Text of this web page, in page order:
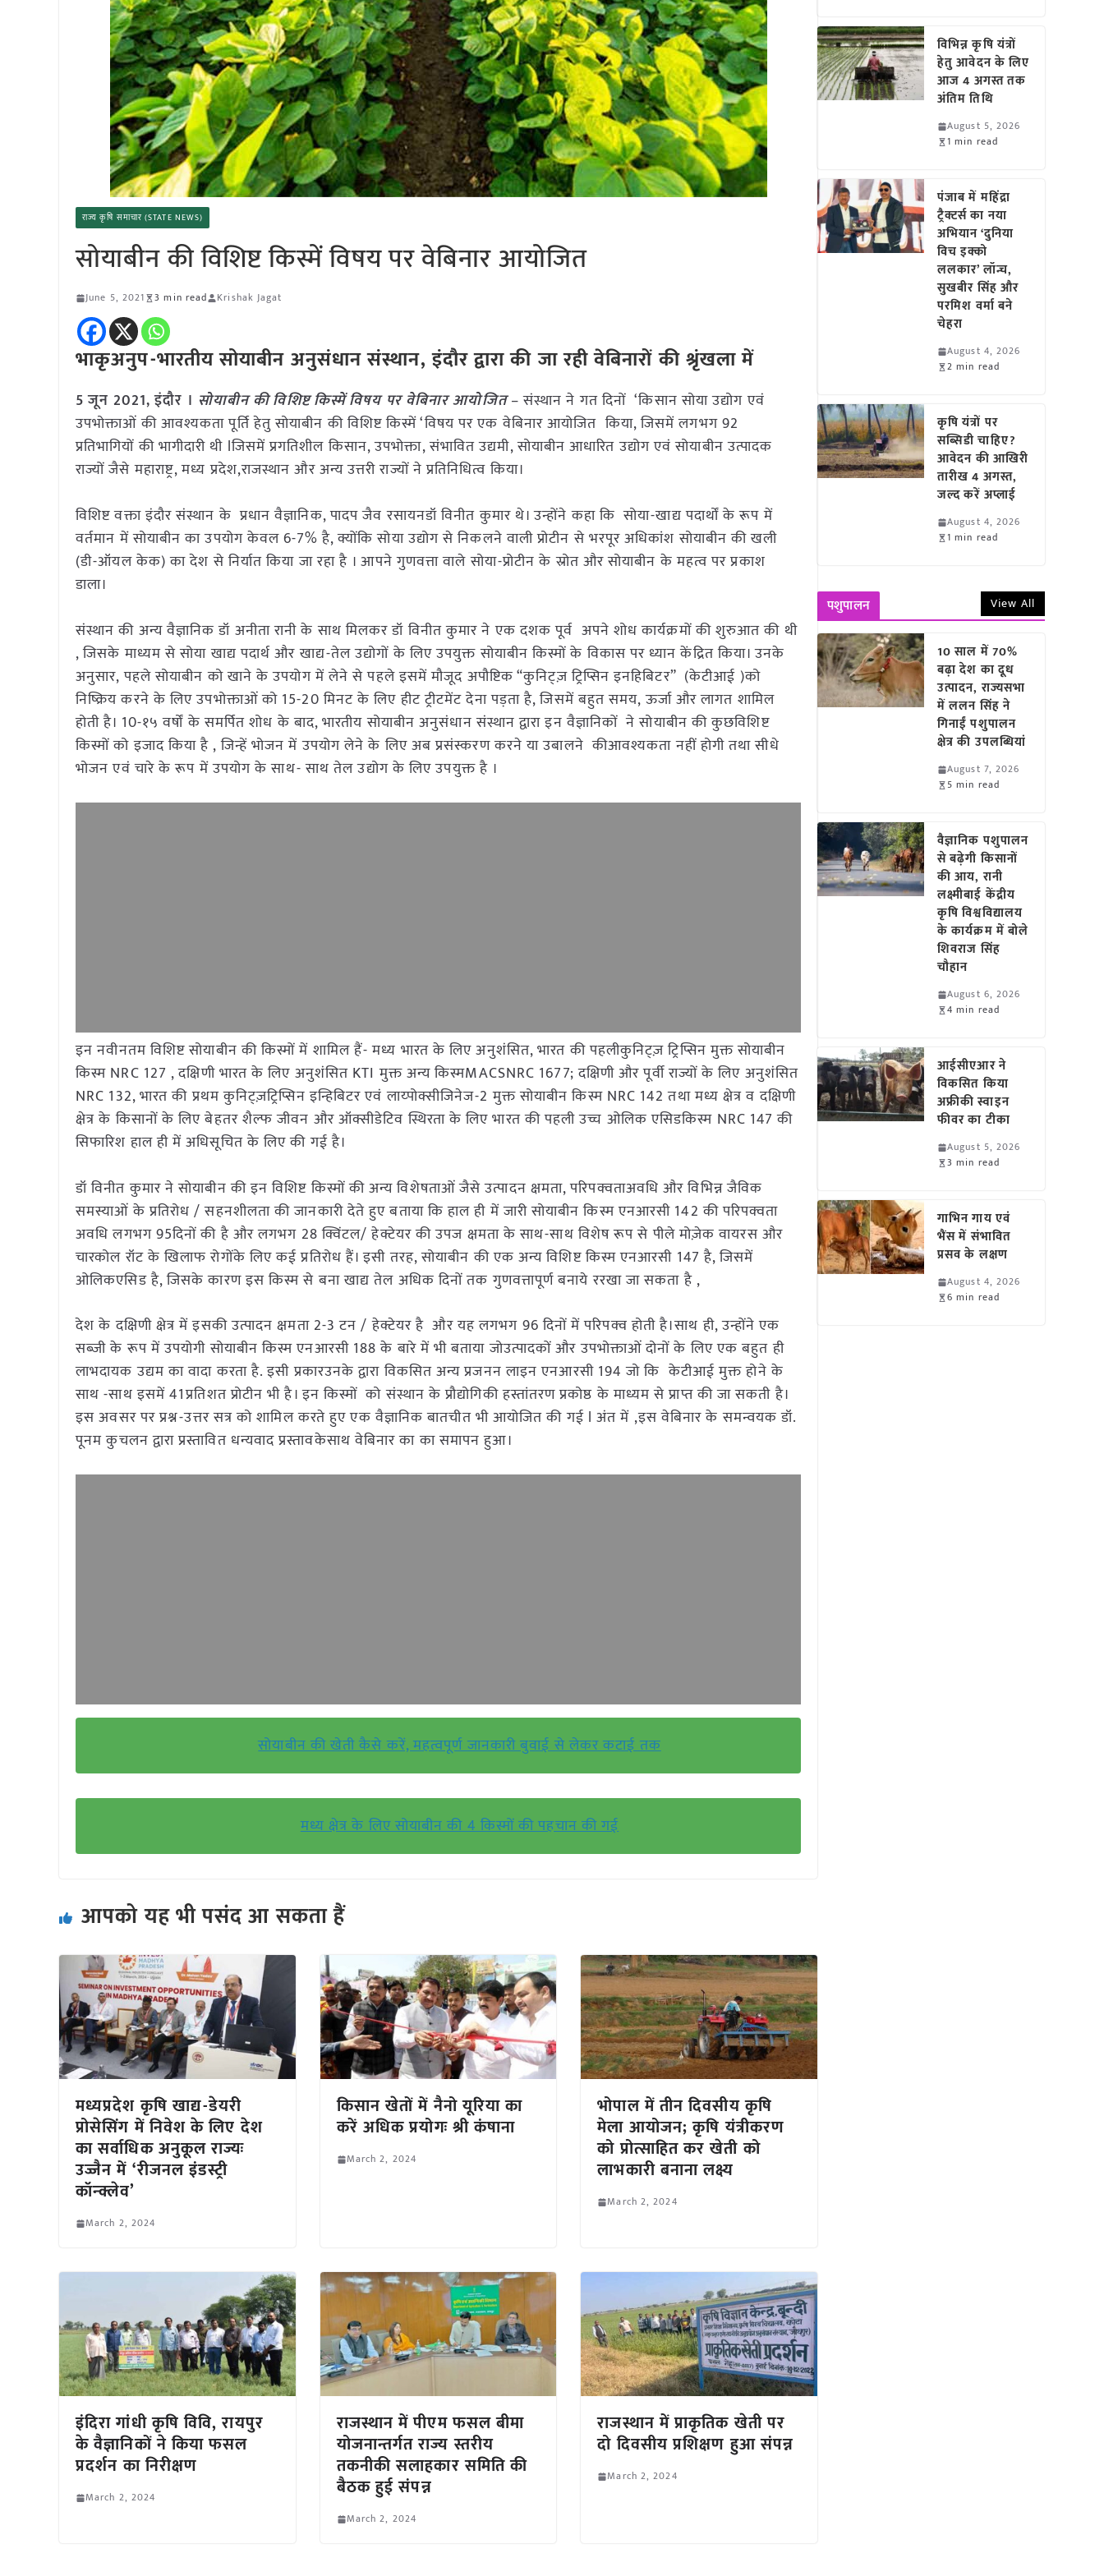
राज्य कृषि समाचार (STATE NEWS)
सोयाबीन की विशिष्ट किस्में विषय पर वेबिनार आयोजित
June 5, 2021 3 min read Krishak Jagat
भाकृअनुप-भारतीय सोयाबीन अनुसंधान संस्थान, इंदौर द्वारा की जा रही वेबिनारों की श्रृंखला में
5 जून 2021, इंदौर । सोयाबीन की विशिष्ट किस्में विषय पर वेबिनार आयोजित – संस्थान नेगत दिनों ‘किसान सोया उद्योग एवं
उपभोक्ताओं की आवश्यकता पूर्ति हेतु सोयाबीन की विशिष्ट किस्में ‘विषय पर एक वेबिनार आयोजित किया, जिसमें लगभग 92
प्रतिभागियों की भागीदारी थी lजिसमें प्रगतिशील किसान, उपभोक्ता, संभावित उद्यमी, सोयाबीन आधारित उद्योग एवं सोयाबीन उत्पादक
राज्यों जैसे महाराष्ट्र, मध्य प्रदेश,राजस्थान और अन्य उत्तरी राज्यों ने प्रतिनिधित्व किया।
विशिष्ट वक्ता इंदौर संस्थान के प्रधान वैज्ञानिक, पादप जैव रसायनडॉ विनीत कुमार थे। उन्होंने कहा कि सोया-खाद्य पदार्थों के रूप में
वर्तमान में सोयाबीन का उपयोग केवल 6-7% है, क्योंकि सोया उद्योग से निकलने वाली प्रोटीन से भरपूर अधिकांश सोयाबीन की खली
(डी-ऑयल केक) का देश से निर्यात किया जा रहा है । आपने गुणवत्ता वाले सोया-प्रोटीन के स्रोत और सोयाबीन के महत्व पर प्रकाश
डाला।
संस्थान की अन्य वैज्ञानिक डॉ अनीता रानी के साथ मिलकर डॉ विनीत कुमार ने एक दशक पूर्व अपने शोध कार्यक्रमों की शुरुआत की थी
, जिसके माध्यम से सोया खाद्य पदार्थ और खाद्य-तेल उद्योगों के लिए उपयुक्त सोयाबीन किस्मों के विकास पर ध्यान केंद्रित किया। उनके
अनुसार, पहले सोयाबीन को खाने के उपयोग में लेने से पहले इसमें मौजूद अपौष्टिक “कुनिट्ज़ ट्रिप्सिन इनहिबिटर” (केटीआई )को
निष्क्रिय करने के लिए उपभोक्ताओं को 15-20 मिनट के लिए हीट ट्रीटमेंट देना पड़ता है, जिसमें बहुत समय, ऊर्जा और लागत शामिल
होती है। 10-१५ वर्षों के समर्पित शोध के बाद, भारतीय सोयाबीन अनुसंधान संस्थान द्वारा इन वैज्ञानिकों ने सोयाबीन की कुछविशिष्ट
किस्मों को इजाद किया है , जिन्हें भोजन में उपयोग लेने के लिए अब प्रसंस्करण करने या उबालने कीआवश्यकता नहीं होगी तथा सीधे
भोजन एवं चारे के रूप में उपयोग के साथ- साथ तेल उद्योग के लिए उपयुक्त है ।
इन नवीनतम विशिष्ट सोयाबीन की किस्मों में शामिल हैं- मध्य भारत के लिए अनुशंसित, भारत की पहलीकुनिट्ज़ ट्रिप्सिन मुक्त सोयाबीन
किस्म NRC 127 , दक्षिणी भारत के लिए अनुशंसित KTI मुक्त अन्य किस्मMACSNRC 1677; दक्षिणी और पूर्वी राज्यों के लिए अनुशंसित
NRC 132, भारत की प्रथम कुनिट्ज़ट्रिप्सिन इन्हिबिटर एवं लाय्पोक्सीजिनेज-2 मुक्त सोयाबीन किस्म NRC 142 तथा मध्य क्षेत्र व दक्षिणी
क्षेत्र के किसानों के लिए बेहतर शैल्फ जीवन और ऑक्सीडेटिव स्थिरता के लिए भारत की पहली उच्च ओलिक एसिडकिस्म NRC 147 की
सिफारिश हाल ही में अधिसूचित के लिए की गई है।
डॉ विनीत कुमार ने सोयाबीन की इन विशिष्ट किस्मों की अन्य विशेषताओं जैसे उत्पादन क्षमता, परिपक्वताअवधि और विभिन्न जैविक
समस्याओं के प्रतिरोध / सहनशीलता की जानकारी देते हुए बताया कि हाल ही में जारी सोयाबीन किस्म एनआरसी 142 की परिपक्वता
अवधि लगभग 95दिनों की है और लगभग 28 क्विंटल/ हेक्टेयर की उपज क्षमता के साथ-साथ विशेष रूप से पीले मोज़ेक वायरस और
चारकोल रॉट के खिलाफ रोगोंके लिए कई प्रतिरोध हैं। इसी तरह, सोयाबीन की एक अन्य विशिष्ट किस्म एनआरसी 147 है, जिसमें
ओलिकएसिड है, जिसके कारण इस किस्म से बना खाद्य तेल अधिक दिनों तक गुणवत्तापूर्ण बनाये ररखा जा सकता है ,
देश के दक्षिणी क्षेत्र में इसकी उत्पादन क्षमता 2-3 टन / हेक्टेयर है और यह लगभग 96 दिनों में परिपक्व होती है।साथ ही, उन्होंने एक
सब्जी के रूप में उपयोगी सोयाबीन किस्म एनआरसी 188 के बारे में भी बताया जोउत्पादकों और उपभोक्ताओं दोनों के लिए एक बहुत ही
लाभदायक उद्यम का वादा करता है. इसी प्रकारउनके द्वारा विकसित अन्य प्रजनन लाइन एनआरसी 194 जो कि केटीआई मुक्त होने के
साथ -साथ इसमें 41प्रतिशत प्रोटीन भी है। इन किस्मों को संस्थान के प्रौद्योगिकी हस्तांतरण प्रकोष्ठ के माध्यम से प्राप्त की जा सकती है।
इस अवसर पर प्रश्न-उत्तर सत्र को शामिल करते हुए एक वैज्ञानिक बातचीत भी आयोजित की गई l अंत में ,इस वेबिनार के समन्वयक डॉ.
पूनम कुचलन द्वारा प्रस्तावित धन्यवाद प्रस्तावकेसाथ वेबिनार काका समापन हुआ।
सोयाबीन की खेती कैसे करें, महत्वपूर्ण जानकारी बुवाई से लेकर कटाई तक
मध्य क्षेत्र के लिए सोयाबीन की 4 किस्मों की पहचान की गई
आपको यह भी पसंद आ सकता हैं
मध्यप्रदेश कृषि खाद्य-डेयरी
प्रोसेसिंग में निवेश के लिए देश
का सर्वाधिक अनुकूल राज्यः
उज्जैन में ‘रीजनल इंडस्ट्री
कॉन्क्लेव’
March 2, 2024
किसान खेतों में नैनो यूरिया का
करें अधिक प्रयोगः श्री कंषाना
March 2, 2024
भोपाल में तीन दिवसीय कृषि
मेला आयोजन; कृषि यंत्रीकरण
को प्रोत्साहित कर खेती को
लाभकारी बनाना लक्ष्य
March 2, 2024
इंदिरा गांधी कृषि विवि, रायपुर
के वैज्ञानिकों ने किया फसल
प्रदर्शन का निरीक्षण
March 2, 2024
राजस्थान में पीएम फसल बीमा
योजनान्तर्गत राज्य स्तरीय
तकनीकी सलाहकार समिति की
बैठक हुई संपन्न
March 2, 2024
राजस्थान में प्राकृतिक खेती पर
दो दिवसीय प्रशिक्षण हुआ संपन्न
March 2, 2024
विभिन्न कृषि यंत्रों
हेतु आवेदन के लिए
आज 4 अगस्त तक
अंतिम तिथि
August 5, 2026
1 min read
पंजाब में महिंद्रा
ट्रैक्टर्स का नया
अभियान ‘दुनिया
विच इक्को
ललकार’ लॉन्च,
सुखबीर सिंह और
परमिश वर्मा बने
चेहरा
August 4, 2026
2 min read
कृषि यंत्रों पर
सब्सिडी चाहिए?
आवेदन की आखिरी
तारीख 4 अगस्त,
जल्द करें अप्लाई
August 4, 2026
1 min read
पशुपालन View All
10 साल में 70%
बढ़ा देश का दूध
उत्पादन, राज्यसभा
में ललन सिंह ने
गिनाईं पशुपालन
क्षेत्र की उपलब्धियां
August 7, 2026
5 min read
वैज्ञानिक पशुपालन
से बढ़ेगी किसानों
की आय, रानी
लक्ष्मीबाई केंद्रीय
कृषि विश्वविद्यालय
के कार्यक्रम में बोले
शिवराज सिंह
चौहान
August 6, 2026
4 min read
आईसीएआर ने
विकसित किया
अफ्रीकी स्वाइन
फीवर का टीका
August 5, 2026
3 min read
गाभिन गाय एवं
भैंस में संभावित
प्रसव के लक्षण
August 4, 2026
6 min read